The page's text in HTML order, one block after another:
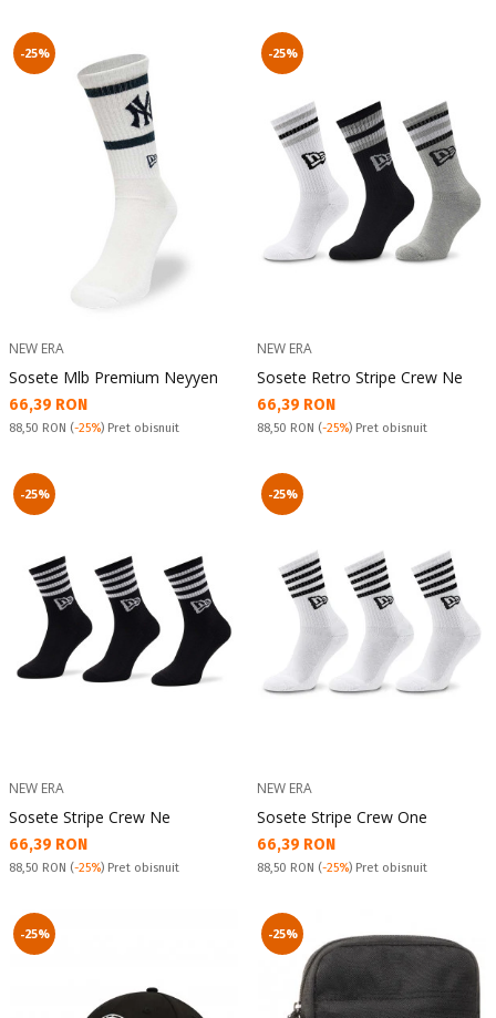
-25%
NEW ERA
Sosete Mlb Premium Neyyen
Текуща цена:
66,39 RON
Pret obisnuit:
88,50 RON (-25%) Pret obisnuit
-25%
NEW ERA
Sosete Retro Stripe Crew Ne
Текуща цена:
66,39 RON
Pret obisnuit:
88,50 RON (-25%) Pret obisnuit
-25%
NEW ERA
Sosete Stripe Crew Ne
Текуща цена:
66,39 RON
Pret obisnuit:
88,50 RON (-25%) Pret obisnuit
-25%
NEW ERA
Sosete Stripe Crew One
Текуща цена:
66,39 RON
Pret obisnuit:
88,50 RON (-25%) Pret obisnuit
-25% -25%